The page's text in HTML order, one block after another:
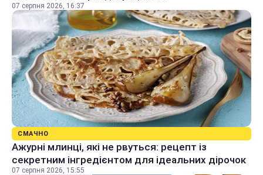
07 серпня 2026, 16:37
СМАЧНО
Ажурні млинці, які не рвуться: рецепт із
секретним інгредієнтом для ідеальних дірочок
07 серпня 2026, 15:55